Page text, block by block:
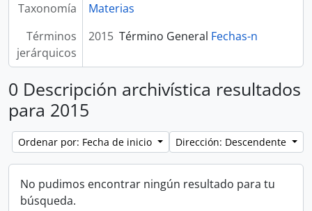
Taxonomía
Materias
Términos
jerárquicos
2015 Término General Fechas-n
0 Descripción archivística resultados
para 2015
Ordenar por: Fecha de inicio Dirección: Descendente
No pudimos encontrar ningún resultado para tu
búsqueda.